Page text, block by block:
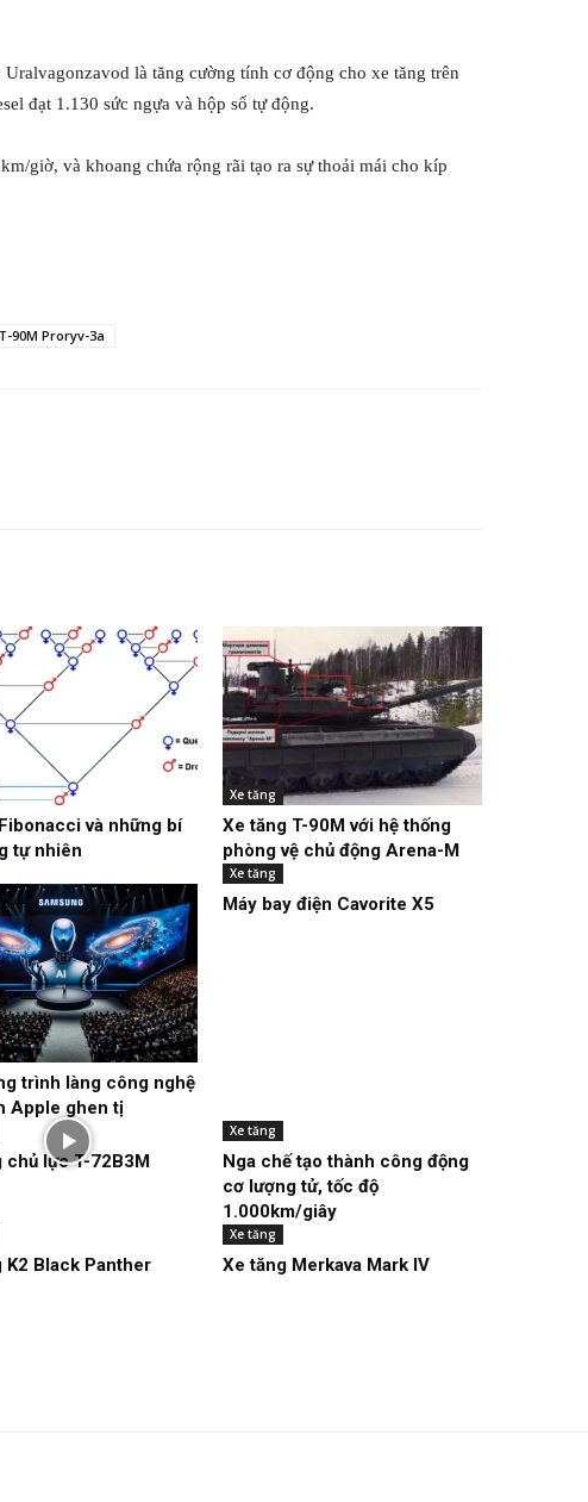
là tăng cường tính cơ động cho xe tăng trên
đạt 1.130 sức ngựa và hộp số tự động.
giờ, và khoang chứa rộng rãi tạo ra sự thoải mái cho kíp
90M Proryv-3a
và những bí
tự nhiên
Xe tăng
Xe tăng T-90M với hệ thống
phòng vệ chủ động Arena-M
trình làng công nghệ
Apple ghen tị
Xe tăng
Máy bay điện Cavorite X5
chủ lực T-72B3M
Xe tăng
Nga chế tạo thành công động
cơ lượng tử, tốc độ
1.000km/giây
K2 Black Panther
Xe tăng
Xe tăng Merkava Mark IV